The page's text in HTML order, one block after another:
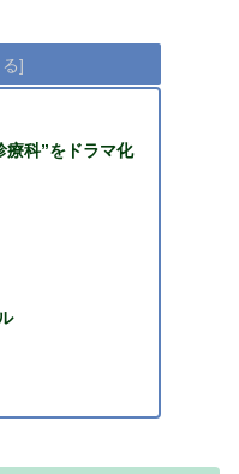
科”をドラマ化